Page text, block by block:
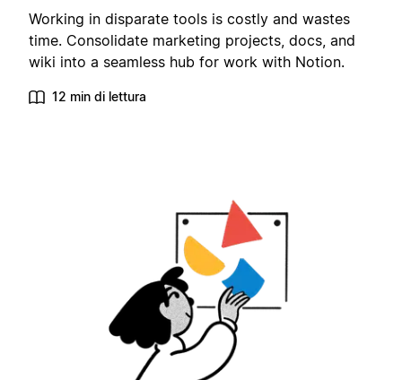
Working in disparate tools is costly and wastes
time. Consolidate marketing projects, docs, and
wiki into a seamless hub for work with Notion.
12 min di lettura